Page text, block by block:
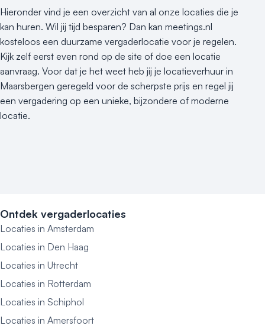
Hieronder vind je een overzicht van al onze locaties die je
kan huren. Wil jij tijd besparen? Dan kan meetings.nl
kosteloos een duurzame vergaderlocatie voor je regelen.
Kijk zelf eerst even rond op de site of doe een locatie
aanvraag. Voor dat je het weet heb jij je locatieverhuur in
Maarsbergen geregeld voor de scherpste prijs en regel jij
een vergadering op een unieke, bijzondere of moderne
locatie.
Ontdek vergaderlocaties
Locaties in Amsterdam
Locaties in Den Haag
Locaties in Utrecht
Locaties in Rotterdam
Locaties in Schiphol
Locaties in Amersfoort